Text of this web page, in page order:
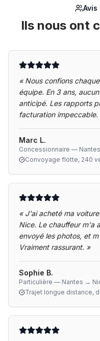
Ils nous ont
« Nous confions
équipe. En 3 ans,
anticipé. Les rapports
facturation impeccable.
Marc L.
Concessionnaire — Nantes
Convoyage flotte, 240
« J'ai acheté ma
Nice. Le chauffeur m'a
envoyé les photos, et
Vraiment rassurant. »
Sophie B.
Particulière — Nantes →
Trajet longue distance,